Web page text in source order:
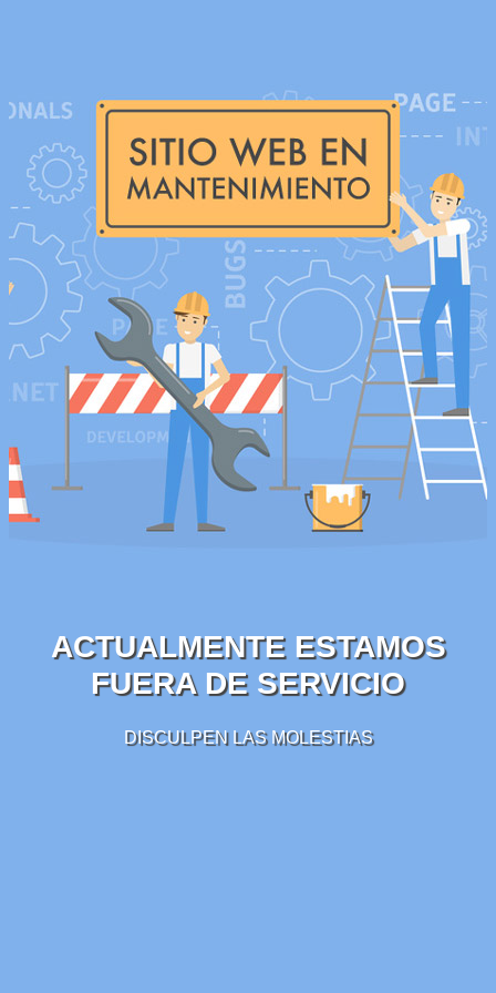
ACTUALMENTE ESTAMOS
FUERA DE SERVICIO
DISCULPEN LAS MOLESTIAS